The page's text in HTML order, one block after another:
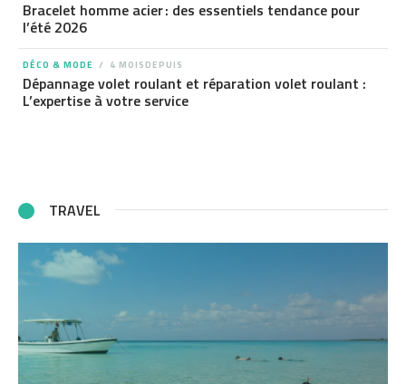
Bracelet homme acier : des essentiels tendance pour
l’été 2026
DÉCO & MODE 4 MOISDEPUIS
Dépannage volet roulant et réparation volet roulant :
L’expertise à votre service
TRAVEL